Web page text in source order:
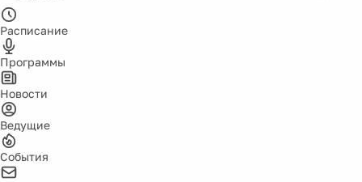
Расписание
Программы
Новости
Ведущие
События